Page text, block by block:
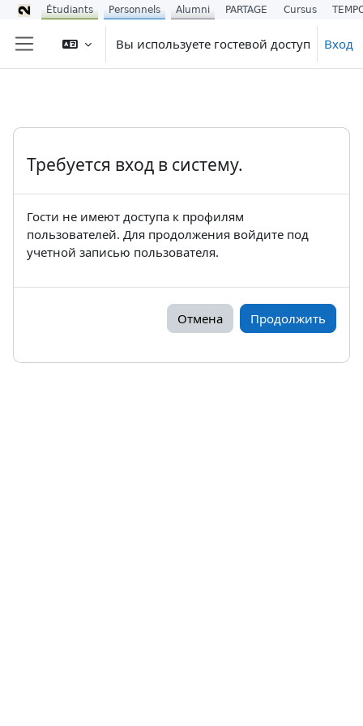
Перейти к основному содержанию
Боковая панель
Вы используете гостевой доступ Вход
Требуется вход в систему.
Гости не имеют доступа к профилям
пользователей. Для продолжения войдите под
учетной записью пользователя.
Отмена Продолжить
Étudiants Personnels Alumni PARTAGE Cursus